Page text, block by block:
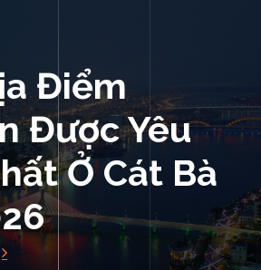
Điểm
Được Yêu
Ở Cát Bà